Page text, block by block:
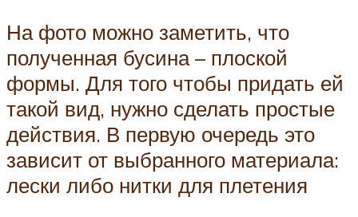
На фото можно заметить, что
полученная бусина – плоской
формы. Для того чтобы придать ей
такой вид, нужно сделать простые
действия. В первую очередь это
зависит от выбранного материала:
лески либо нитки для плетения